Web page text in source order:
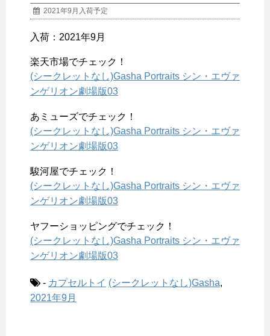
2021年9月入荷予定
入荷：2021年9月
楽天市場でチェック！
(シークレットなし)Gasha Portraits シン・エヴァ
ンゲリオン劇場版03
あミューズでチェック！
(シークレットなし)Gasha Portraits シン・エヴァ
ンゲリオン劇場版03
駿河屋でチェック！
(シークレットなし)Gasha Portraits シン・エヴァ
ンゲリオン劇場版03
ヤフーショッピングでチェック！
(シークレットなし)Gasha Portraits シン・エヴァ
ンゲリオン劇場版03
- カプセルトイ (シークレットなし)Gasha,
2021年9月